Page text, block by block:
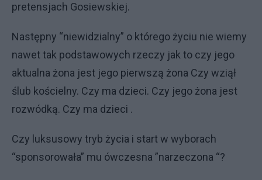
pretensjach Gosiewskiej.
Następny “niewidzialny” o którego życiu nie wiemy
nawet tak podstawowych rzeczy jak to czy jego
aktualna żona jest jego pierwszą żona Czy wziął
ślub kościelny. Czy ma dzieci. Czy jego żona jest
rozwódką. Czy ma dzieci .
Czy luksusowy tryb życia i start w wyborach
“sponsorowała” mu ówczesna ”narzeczona “?